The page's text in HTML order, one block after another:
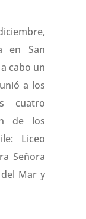
en San
cabo un
a los
cuatro
de los
Liceo
Señora
del Mar y